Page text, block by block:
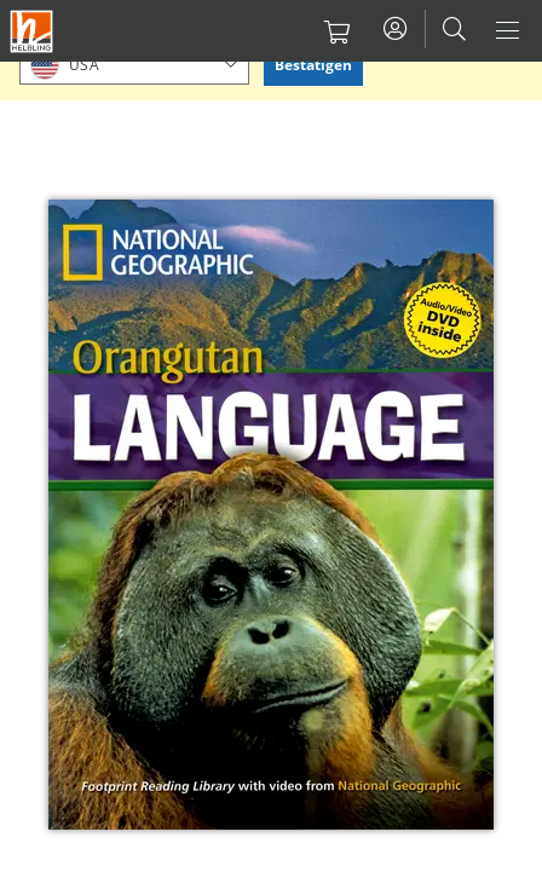
Direkt
zum
Inhalt
Bitte Standort bestätigen oder einen anderen auswählen.
USA Bestätigen